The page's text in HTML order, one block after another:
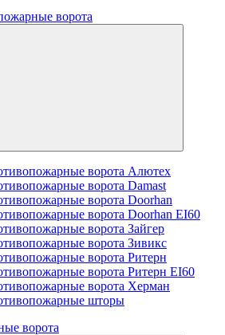
ворота
ворота Алютех
ворота Damast
ворота Doorhan
ворота Doorhan EI60
ворота Зайгер
ворота Зивикс
ворота Ритерн
ворота Ритерн EI60
ворота Херман
шторы
ворота